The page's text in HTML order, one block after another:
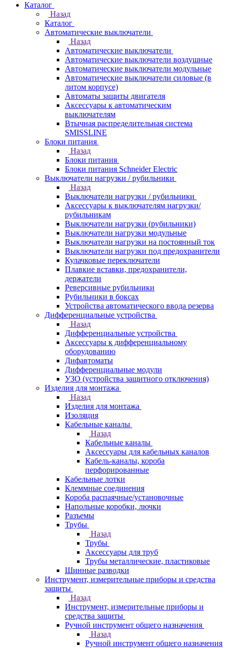
Каталог
Назад
Каталог
Автоматические выключатели
Назад
Автоматические выключатели
Автоматические выключатели воздушные
Автоматические выключатели модульные
Автоматические выключатели силовые (в
литом корпусе)
Автоматы защиты двигателя
Аксессуары к автоматическим
выключателям
Втычная распределительная система
SMISSLINE
Блоки питания
Назад
Блоки питания
Блоки питания Schneider Electric
Выключатели нагрузки / рубильники
Назад
Выключатели нагрузки / рубильники
Аксессуары к выключателям нагрузки/
рубильникам
Выключатели нагрузки (рубильники)
Выключатели нагрузки модульные
Выключатели нагрузки на постоянный ток
Выключатели нагрузки под предохранители
Кулачковые переключатели
Плавкие вставки, предохранители,
держатели
Реверсивные рубильники
Рубильники в боксах
Устройства автоматического ввода резерва
Дифференциальные устройства
Назад
Дифференциальные устройства
Аксессуары к дифференциальному
оборудованию
Дифавтоматы
Дифференциальные модули
УЗО (устройства защитного отключения)
Изделия для монтажа
Назад
Изделия для монтажа
Изоляция
Кабельные каналы
Назад
Кабельные каналы
Аксессуары для кабельных каналов
Кабель-каналы, короба
перфорированные
Кабельные лотки
Клеммные соединения
Короба распаячные/установочные
Напольные коробки, лючки
Разъемы
Трубы
Назад
Трубы
Аксессуары для труб
Трубы металлические, пластиковые
Шинные разводки
Инструмент, измерительные приборы и средства
защиты
Назад
Инструмент, измерительные приборы и
средства защиты
Ручной инструмент общего назначения
Назад
Ручной инструмент общего назначения